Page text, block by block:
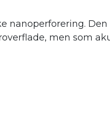
nanoperforering.
men som